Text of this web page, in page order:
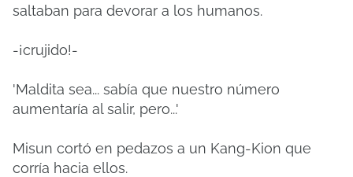
saltaban para devorar a los humanos.
-¡crujido!-
'Maldita sea... sabía que nuestro número
aumentaría al salir, pero...'
Misun cortó en pedazos a un Kang-Kion que
corría hacia ellos.